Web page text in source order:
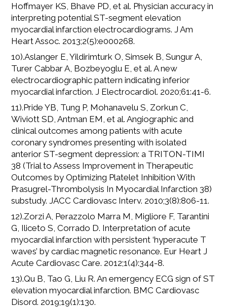
Hoffmayer KS, Bhave PD, et al. Physician accuracy in
interpreting potential ST-segment elevation
myocardial infarction electrocardiograms. J Am
Heart Assoc. 2013;2(5):e000268.
10).Aslanger E, Yildirimturk O, Simsek B, Sungur A,
Turer Cabbar A, Bozbeyoglu E, et al. A new
electrocardiographic pattern indicating inferior
myocardial infarction. J Electrocardiol. 2020;61:41-6.
11).Pride YB, Tung P, Mohanavelu S, Zorkun C,
Wiviott SD, Antman EM, et al. Angiographic and
clinical outcomes among patients with acute
coronary syndromes presenting with isolated
anterior ST-segment depression: a TRITON-TIMI
38 (Trial to Assess Improvement in Therapeutic
Outcomes by Optimizing Platelet Inhibition With
Prasugrel-Thrombolysis In Myocardial Infarction 38)
substudy. JACC Cardiovasc Interv. 2010;3(8):806-11.
12).Zorzi A, Perazzolo Marra M, Migliore F, Tarantini
G, Iliceto S, Corrado D. Interpretation of acute
myocardial infarction with persistent ‘hyperacute T
waves’ by cardiac magnetic resonance. Eur Heart J
Acute Cardiovasc Care. 2012;1(4):344-8.
13).Qu B, Tao G, Liu R. An emergency ECG sign of ST
elevation myocardial infarction. BMC Cardiovasc
Disord. 2019;19(1):130.